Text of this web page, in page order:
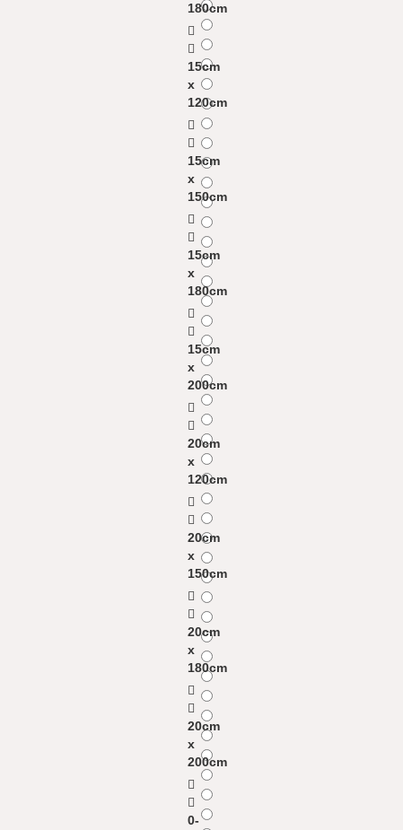
180cm
15cm
x
120cm
15cm
x
150cm
15cm
x
180cm
15cm
x
200cm
20cm
x
120cm
20cm
x
150cm
20cm
x
180cm
20cm
x
200cm
0-